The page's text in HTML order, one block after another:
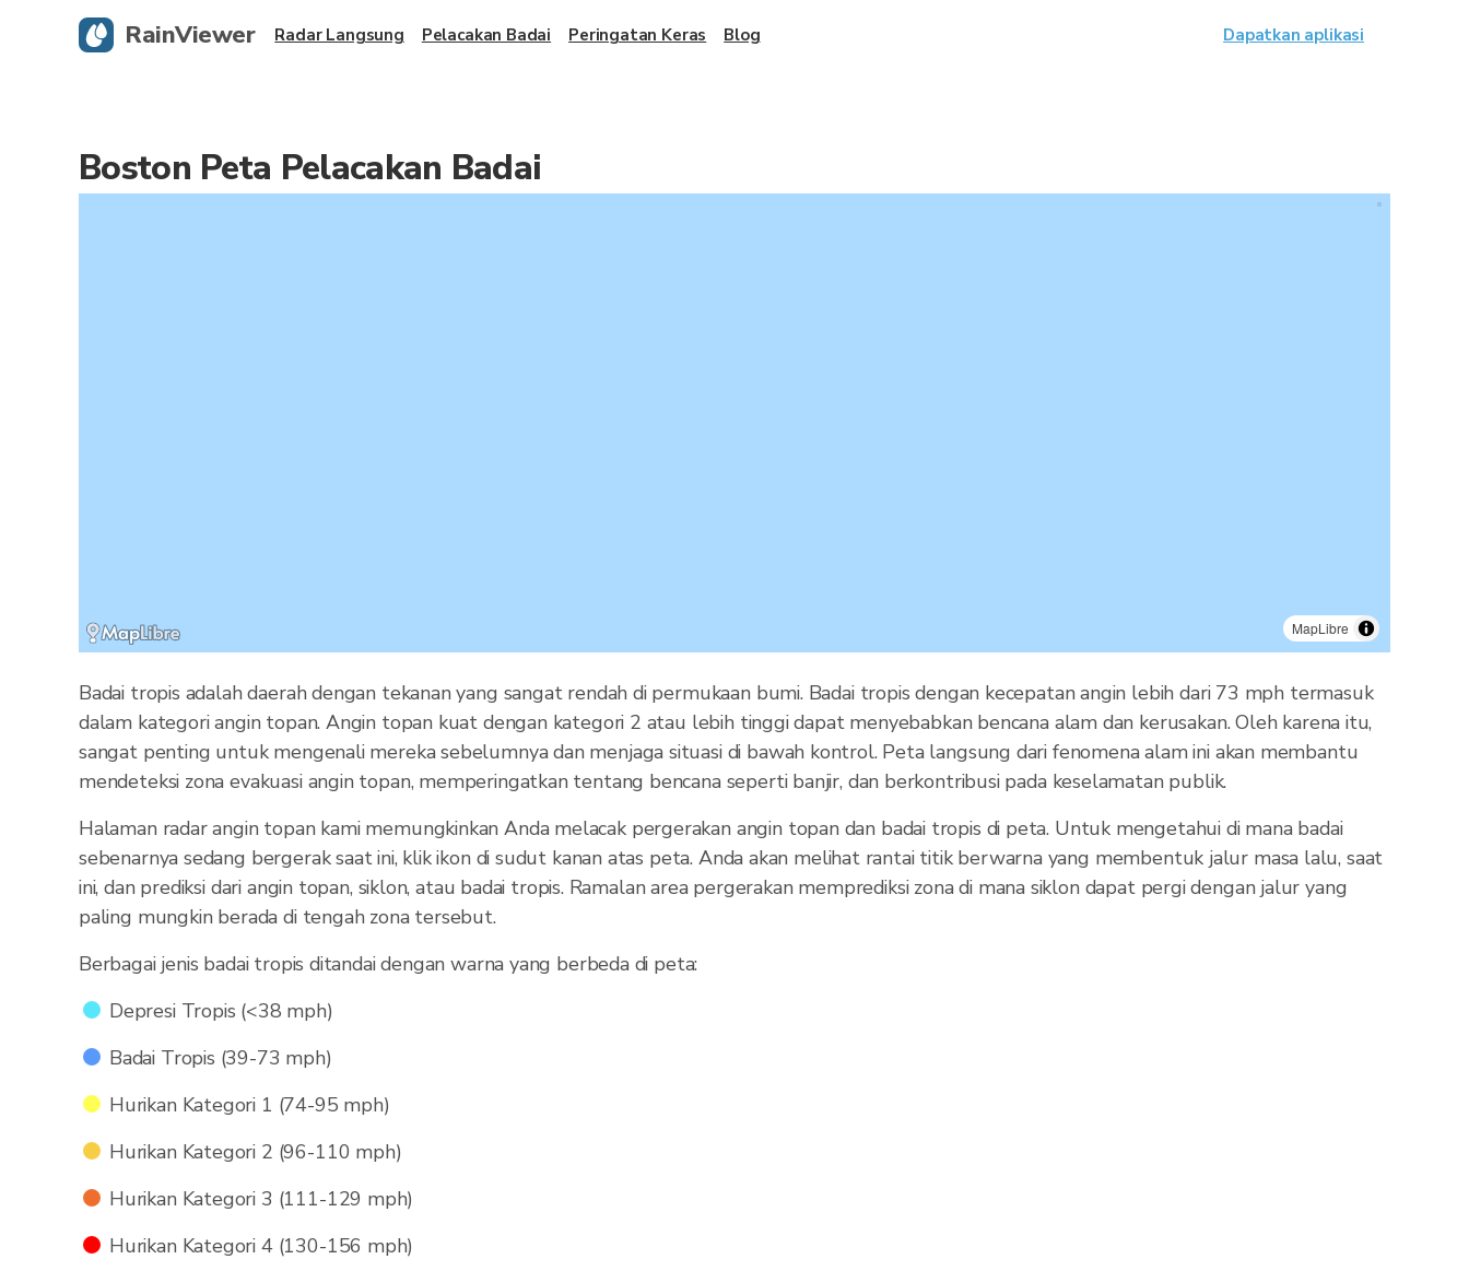
Boston Peta Pelacakan Badai
MapLibre
Badai tropis adalah daerah dengan tekanan yang sangat rendah di permukaan bumi. Badai tropis dengan kecepatan angin lebih dari 73 mph termasuk
dalam kategori angin topan. Angin topan kuat dengan kategori 2 atau lebih tinggi dapat menyebabkan bencana alam dan kerusakan. Oleh karena itu,
sangat penting untuk mengenali mereka sebelumnya dan menjaga situasi di bawah kontrol. Peta langsung dari fenomena alam ini akan membantu
mendeteksi zona evakuasi angin topan, memperingatkan tentang bencana seperti banjir, dan berkontribusi pada keselamatan publik.
Halaman radar angin topan kami memungkinkan Anda melacak pergerakan angin topan dan badai tropis di peta. Untuk mengetahui di mana badai
sebenarnya sedang bergerak saat ini, klik ikon di sudut kanan atas peta. Anda akan melihat rantai titik berwarna yang membentuk jalur masa lalu, saat
ini, dan prediksi dari angin topan, siklon, atau badai tropis. Ramalan area pergerakan memprediksi zona di mana siklon dapat pergi dengan jalur yang
paling mungkin berada di tengah zona tersebut.
Berbagai jenis badai tropis ditandai dengan warna yang berbeda di peta:
Depresi Tropis (<38 mph)
Badai Tropis (39-73 mph)
Hurikan Kategori 1 (74-95 mph)
Hurikan Kategori 2 (96-110 mph)
Hurikan Kategori 3 (111-129 mph)
Hurikan Kategori 4 (130-156 mph)
RainViewer Radar Langsung Pelacakan Badai Peringatan Keras Blog Dapatkan aplikasi